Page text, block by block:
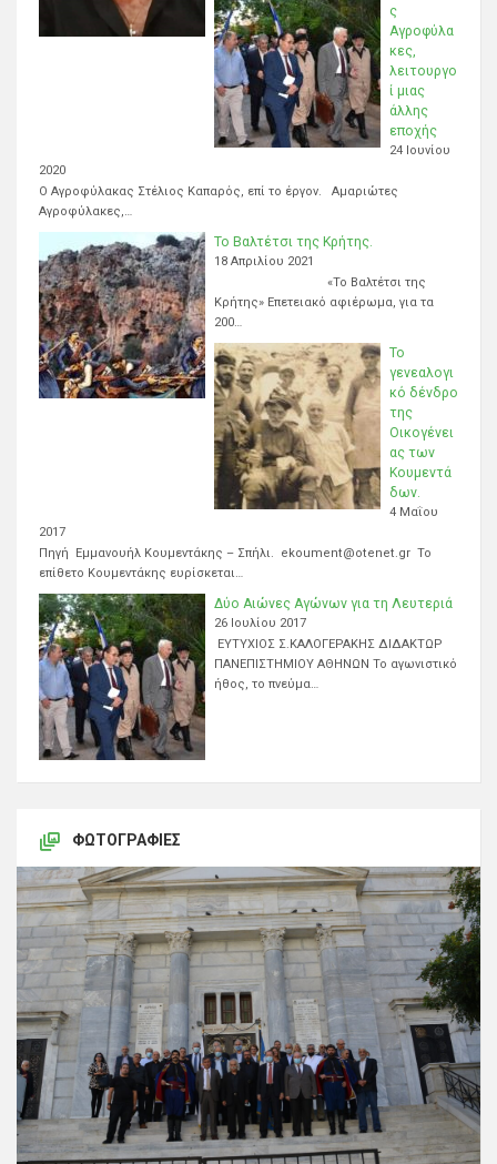
ς
Αγροφύλα
κες,
λειτουργο
ί μιας
άλλης
εποχής
24 Ιουνίου
2020
Ο Αγροφύλακας Στέλιος Καπαρός, επί το έργον. Αμαριώτες
Αγροφύλακες,…
Το Βαλτέτσι της Κρήτης.
18 Απριλίου 2021
«Το Βαλτέτσι της
Κρήτης» Επετειακό αφιέρωμα, για τα
200…
Το
γενεαλογι
κό δένδρο
της
Οικογένει
ας των
Κουμεντά
δων.
4 Μαΐου
2017
Πηγή Εμμανουήλ Κουμεντάκης – Σπήλι. ekoument@otenet.gr Το
επίθετο Κουμεντάκης ευρίσκεται…
Δύο Αιώνες Αγώνων για τη Λευτεριά
26 Ιουλίου 2017
ΕΥΤΥΧΙΟΣ Σ.ΚΑΛΟΓΕΡΑΚΗΣ ΔΙΔΑΚΤΩΡ
ΠΑΝΕΠΙΣΤΗΜΙΟΥ ΑΘΗΝΩΝ Το αγωνιστικό
ήθος, το πνεύμα…
ΦΩΤΟΓΡΑΦΊΕΣ